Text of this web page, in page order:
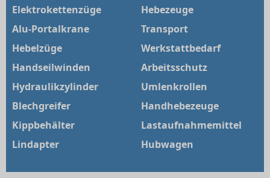
Elektrokettenzüge
Alu-Portalkrane
Hebelzüge
Handseilwinden
Hydraulikzylinder
Blechgreifer
Kippbehälter
Lindapter
Hebezeuge
Transport
Werkstattbedarf
Arbeitsschutz
Umlenkrollen
Handhebezeuge
Lastaufnahmemittel
Hubwagen